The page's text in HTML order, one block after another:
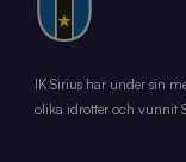
IK Sirius har under sin
olika idrotter och vunnit